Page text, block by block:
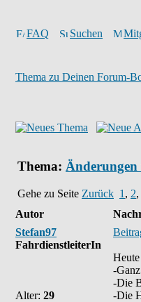
FAQ Suchen
Thema zu Deinen Forum-
Thema:
Gehe zu Seite Zurück 1 , 2,
Autor
Stefan97
FahrdienstleiterIn
Alter: 29
-
-Die
-Die